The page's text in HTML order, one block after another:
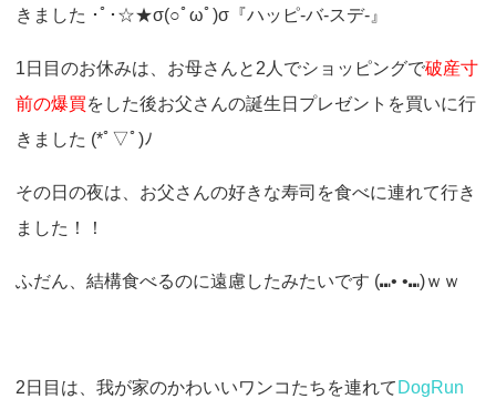
きました ･ﾟ･☆★σ(○ﾟωﾟ)σ『ハッピ-バ-スデ-』
1日目のお休みは、お母さんと2人でショッピングで破産寸
前の爆買をした後お父さんの誕生日プレゼントを買いに行
きました (*ﾟ▽ﾟ)ﾉ
その日の夜は、お父さんの好きな寿司を食べに連れて行き
ました！！
ふだん、結構食べるのに遠慮したみたいです (⑉• •⑉)ｗｗ
2日目は、我が家のかわいいワンコたちを連れて DogRun